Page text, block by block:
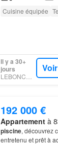
Cuisine équipée
Il y a 30+
jours
LEBONCOIN
192 000 €
Appartementà
piscine, découvrez
entretenu et prêt à